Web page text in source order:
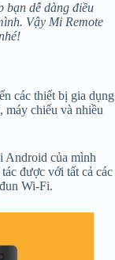
bạn dễ dàng điều
Vậy Mi Remote
các thiết bị gia dụng
chiếu và nhiều
Android của mình
được với tất cả các
Wi-Fi.